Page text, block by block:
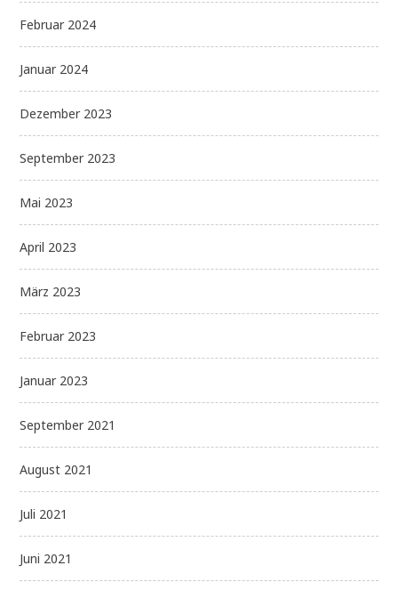
Februar 2024
Januar 2024
Dezember 2023
September 2023
Mai 2023
April 2023
März 2023
Februar 2023
Januar 2023
September 2021
August 2021
Juli 2021
Juni 2021